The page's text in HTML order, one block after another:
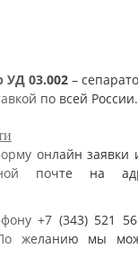
УД 03.002 –
по всей России.
онлайн заявки
почте на
+7 (343) 521
По желанию мы